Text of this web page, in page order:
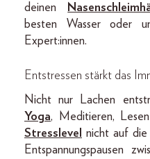
deinen
besten Wasser oder
Expert:innen.
Entstressen stärkt das
Nicht nur Lachen
Yoga, Meditieren,
Stresslevel
nicht auf die
Entspannungspausen